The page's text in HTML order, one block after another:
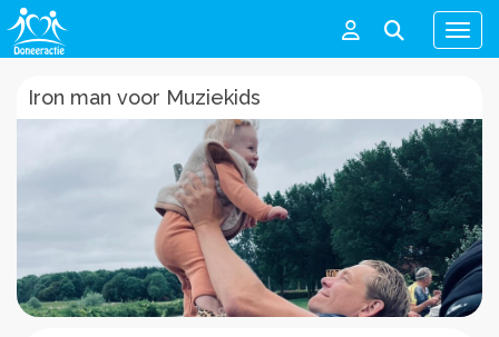
Menu
Iron man voor Muziekids